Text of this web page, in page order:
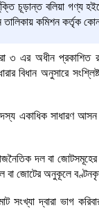
চূড়ান্ত বলিয়া গণ্য
কমিশন কর্তৃক
৩ এর অধীন
বিধান অনুসারে
একাধিক সাধারণ
দল বা
জোটের অনুকূলে
দ্বারা ভাগ